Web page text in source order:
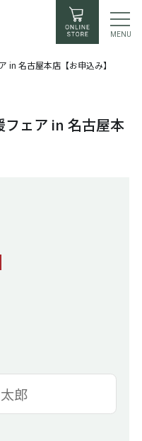
MENU
in 名古屋本店【お申込み】
フェア in 名古屋本